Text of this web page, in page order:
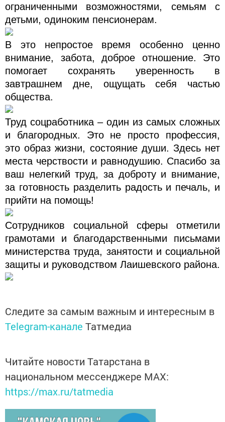
ограниченными возможностями, семьям с
детьми, одиноким пенсионерам.
В это непростое время особенно ценно
внимание, забота, доброе отношение. Это
помогает сохранять уверенность в
завтрашнем дне, ощущать себя частью
общества.
Труд соцработника – один из самых сложных
и благородных. Это не просто профессия,
это образ жизни, состояние души. Здесь нет
места черствости и равнодушию. Спасибо за
ваш нелегкий труд, за доброту и внимание,
за готовность разделить радость и печаль, и
прийти на помощь!
Сотрудников социальной сферы отметили
грамотами и благодарственными письмами
министерства труда, занятости и социальной
защиты и руководством Лаишевского района.
Следите за самым важным и интересным в
Telegram-канале Татмедиа
Читайте новости Татарстана в
национальном мессенджере MАХ:
https://max.ru/tatmedia